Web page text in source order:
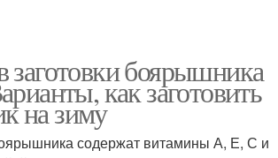
заготовки боярышника
как заготовить
на зиму
содержат витамины А, Е, С и